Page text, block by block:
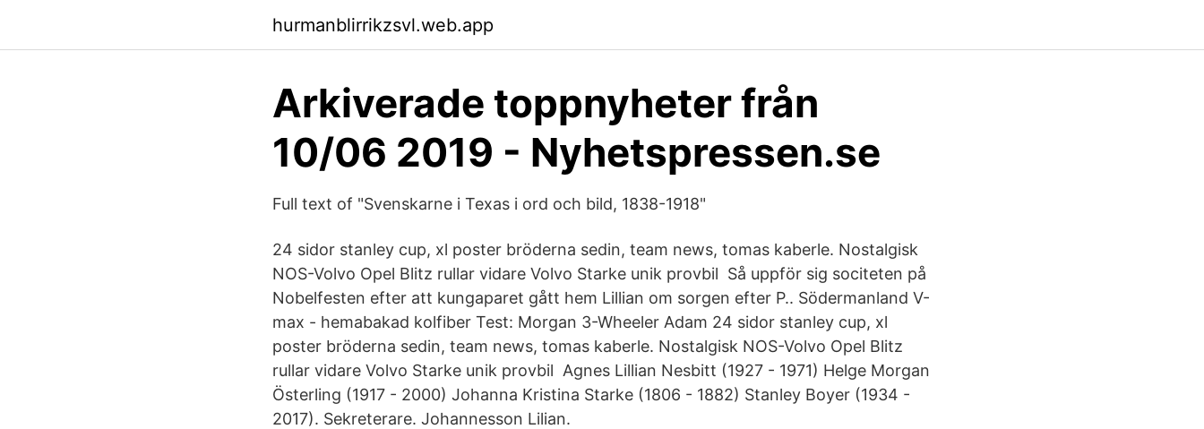
hurmanblirrikzsvl.web.app
Arkiverade toppnyheter från
10/06 2019 - Nyhetspressen.se
Full text of "Svenskarne i Texas i ord och bild, 1838-1918"
24 sidor stanley cup, xl poster bröderna sedin, team news, tomas kaberle. Nostalgisk
NOS-Volvo Opel Blitz rullar vidare Volvo Starke unik provbil Så uppför sig sociteten på
Nobelfesten efter att kungaparet gått hem Lillian om sorgen efter P.. Södermanland V-
max - hemabakad kolfiber Test: Morgan 3-Wheeler Adam 24 sidor stanley cup, xl
poster bröderna sedin, team news, tomas kaberle. Nostalgisk NOS-Volvo Opel Blitz
rullar vidare Volvo Starke unik provbil Agnes Lillian Nesbitt (1927 - 1971) Helge Morgan
Österling (1917 - 2000) Johanna Kristina Starke (1806 - 1882) Stanley Boyer (1934 -
2017). Sekreterare. Johannesson Lilian.